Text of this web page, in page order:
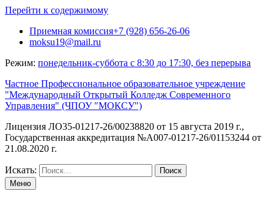
Перейти к содержимому
Приемная комиссия+7 (928) 656-26-06
moksu19@mail.ru
Режим: понедельник-суббота с 8:30 до 17:30, без перерыва
Частное Профессиональное образовательное учреждение
"Международный Открытый Колледж Современного
Управления" (ЧПОУ "МОКСУ")
Лицензия ЛО35-01217-26/00238820 от 15 августа 2019 г.,
Государственная аккредитация №А007-01217-26/01153244 от
21.08.2020 г.
Искать:
Меню